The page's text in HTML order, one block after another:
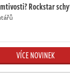
Rockstar
VÍCE NOVINEK